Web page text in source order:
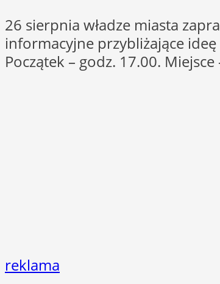
26 sierpnia władze miasta
informacyjne przybliżające
Początek – godz. 17.00.
reklama